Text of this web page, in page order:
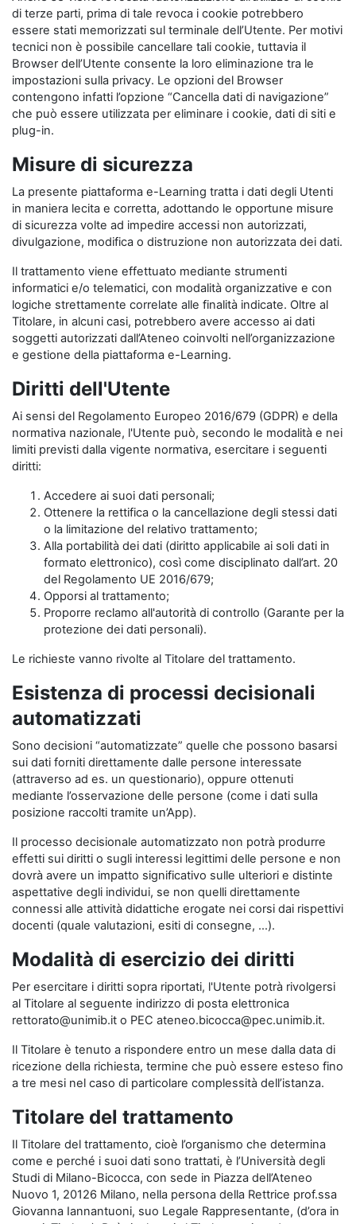
di terze parti, prima di tale revoca i cookie potrebbero
essere stati memorizzati sul terminale dell’Utente. Per motivi
tecnici non è possibile cancellare tali cookie, tuttavia il
Browser dell’Utente consente la loro eliminazione tra le
impostazioni sulla privacy. Le opzioni del Browser
contengono infatti l’opzione “Cancella dati di navigazione”
che può essere utilizzata per eliminare i cookie, dati di siti e
plug-in.
Misure di sicurezza
La presente piattaforma e-Learning tratta i dati degli Utenti
in maniera lecita e corretta, adottando le opportune misure
di sicurezza volte ad impedire accessi non autorizzati,
divulgazione, modifica o distruzione non autorizzata dei dati.
Il trattamento viene effettuato mediante strumenti
informatici e/o telematici, con modalità organizzative e con
logiche strettamente correlate alle finalità indicate. Oltre al
Titolare, in alcuni casi, potrebbero avere accesso ai dati
soggetti autorizzati dall’Ateneo coinvolti nell’organizzazione
e gestione della piattaforma e-Learning.
Diritti dell'Utente
Ai sensi del Regolamento Europeo 2016/679 (GDPR) e della
normativa nazionale, l'Utente può, secondo le modalità e nei
limiti previsti dalla vigente normativa, esercitare i seguenti
diritti:
Accedere ai suoi dati personali;
Ottenere la rettifica o la cancellazione degli stessi dati
o la limitazione del relativo trattamento;
Alla portabilità dei dati (diritto applicabile ai soli dati in
formato elettronico), così come disciplinato dall’art. 20
del Regolamento UE 2016/679;
Opporsi al trattamento;
Proporre reclamo all'autorità di controllo (Garante per la
protezione dei dati personali).
Le richieste vanno rivolte al Titolare del trattamento.
Esistenza di processi decisionali
automatizzati
Sono decisioni “automatizzate” quelle che possono basarsi
sui dati forniti direttamente dalle persone interessate
(attraverso ad es. un questionario), oppure ottenuti
mediante l’osservazione delle persone (come i dati sulla
posizione raccolti tramite un’App).
Il processo decisionale automatizzato non potrà produrre
effetti sui diritti o sugli interessi legittimi delle persone e non
dovrà avere un impatto significativo sulle ulteriori e distinte
aspettative degli individui, se non quelli direttamente
connessi alle attività didattiche erogate nei corsi dai rispettivi
docenti (quale valutazioni, esiti di consegne, …).
Modalità di esercizio dei diritti
Per esercitare i diritti sopra riportati, l'Utente potrà rivolgersi
al Titolare al seguente indirizzo di posta elettronica
rettorato@unimib.it o PEC ateneo.bicocca@pec.unimib.it.
Il Titolare è tenuto a rispondere entro un mese dalla data di
ricezione della richiesta, termine che può essere esteso fino
a tre mesi nel caso di particolare complessità dell’istanza.
Titolare del trattamento
Il Titolare del trattamento, cioè l’organismo che determina
come e perché i suoi dati sono trattati, è l’Università degli
Studi di Milano-Bicocca, con sede in Piazza dell’Ateneo
Nuovo 1, 20126 Milano, nella persona della Rettrice prof.ssa
Giovanna Iannantuoni, suo Legale Rappresentante, (d’ora in